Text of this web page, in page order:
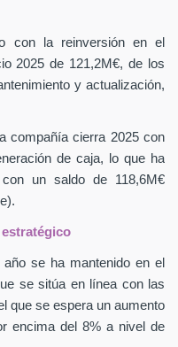
con la reinversión en el
2025 de 121,2M€, de los
y actualización,
compañía cierra 2025 con
de caja, lo que ha
un saldo de 118,6M€
se ha mantenido en el
se sitúa en línea con las
que se espera un aumento
encima del 8% a nivel de